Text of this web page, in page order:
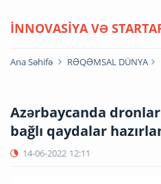
İNNOVASİYA VƏ
Ana Səhifə RƏQƏMSAL DÜNYA
Azərbaycanda
bağlı qaydalar
14-06-2022 12:11